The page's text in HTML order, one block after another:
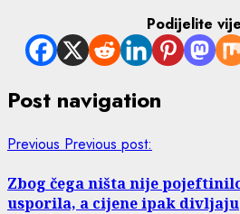
Podijelite
Post navigation
Previous Previous post:
Zbog čega ništa nije
usporila, a cijene ipak divljaju